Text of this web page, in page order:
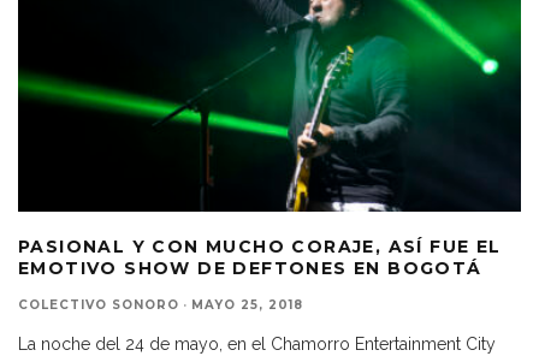
PASIONAL Y CON MUCHO CORAJE, ASÍ FUE EL
EMOTIVO SHOW DE DEFTONES EN BOGOTÁ
COLECTIVO SONORO · MAYO 25, 2018
La noche del 24 de mayo, en el Chamorro Entertainment City